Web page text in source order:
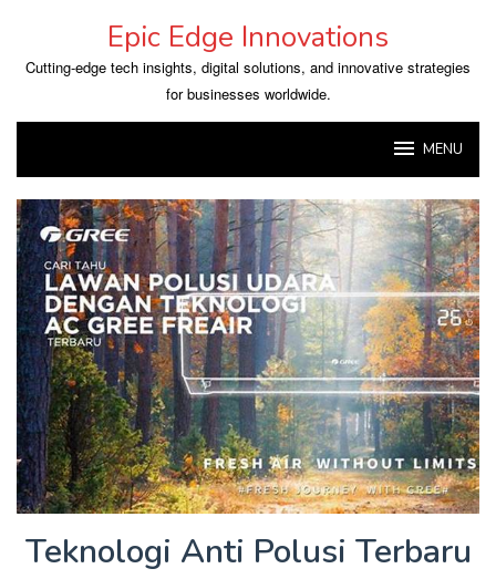
content
Epic Edge Innovations
Cutting-edge tech insights, digital solutions, and innovative strategies
for businesses worldwide.
MENU
Teknologi Anti Polusi Terbaru